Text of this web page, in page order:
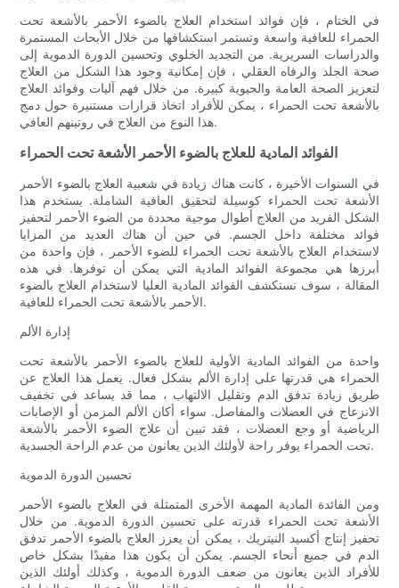
في الختام ، فإن فوائد استخدام العلاج بالضوء الأحمر بالأشعة تحت
الحمراء للعافية واسعة وتستمر استكشافها من خلال الأبحاث المستمرة
والدراسات السريرية. من التجديد الخلوي وتحسين الدورة الدموية إلى
صحة الجلد والرفاه العقلي ، فإن إمكانية وجود هذا الشكل من العلاج
لتعزيز الصحة العامة والحيوية كبيرة. من خلال فهم آليات وفوائد العلاج
بالأشعة تحت الحمراء ، يمكن للأفراد اتخاذ قرارات مستنيرة حول دمج
هذا النوع من العلاج في روتينهم العافي.
الفوائد المادية للعلاج بالضوء الأحمر الأشعة تحت الحمراء
في السنوات الأخيرة ، كانت هناك زيادة في شعبية العلاج بالضوء الأحمر
الأشعة تحت الحمراء كوسيلة لتحقيق العافية الشاملة. يستخدم هذا
الشكل الفريد من العلاج أطوال موجية محددة من الضوء الأحمر لتحفيز
فوائد مختلفة داخل الجسم. في حين أن هناك العديد من المزايا
لاستخدام العلاج بالأشعة تحت الحمراء للضوء الأحمر ، فإن واحدة من
أبرزها هي مجموعة الفوائد المادية التي يمكن أن توفرها. في هذه
المقالة ، سوف نستكشف الفوائد المادية العليا لاستخدام العلاج بالضوء
الأحمر بالأشعة تحت الحمراء للعافية.
إدارة الألم
واحدة من الفوائد المادية الأولية للعلاج بالضوء الأحمر بالأشعة تحت
الحمراء هي قدرتها على إدارة الألم بشكل فعال. يعمل هذا العلاج عن
طريق زيادة تدفق الدم وتقليل الالتهاب ، مما قد يساعد في تخفيف
الانزعاج في العضلات والمفاصل. سواء أكان الألم المزمن أو الإصابات
الرياضية أو وجع العضلات ، فقد تبين أن علاج الضوء الأحمر بالأشعة
تحت الحمراء يوفر راحة لأولئك الذين يعانون من عدم الراحة الجسدية.
تحسين الدورة الدموية
ومن الفائدة المادية المهمة الأخرى المتمثلة في العلاج بالضوء الأحمر
الأشعة تحت الحمراء قدرته على تحسين الدورة الدموية. من خلال
تحفيز إنتاج أكسيد النيتريك ، يمكن أن يعزز العلاج بالضوء الأحمر تدفق
الدم في جميع أنحاء الجسم. يمكن أن يكون هذا مفيدًا بشكل خاص
للأفراد الذين يعانون من ضعف الدورة الدموية ، وكذلك أولئك الذين